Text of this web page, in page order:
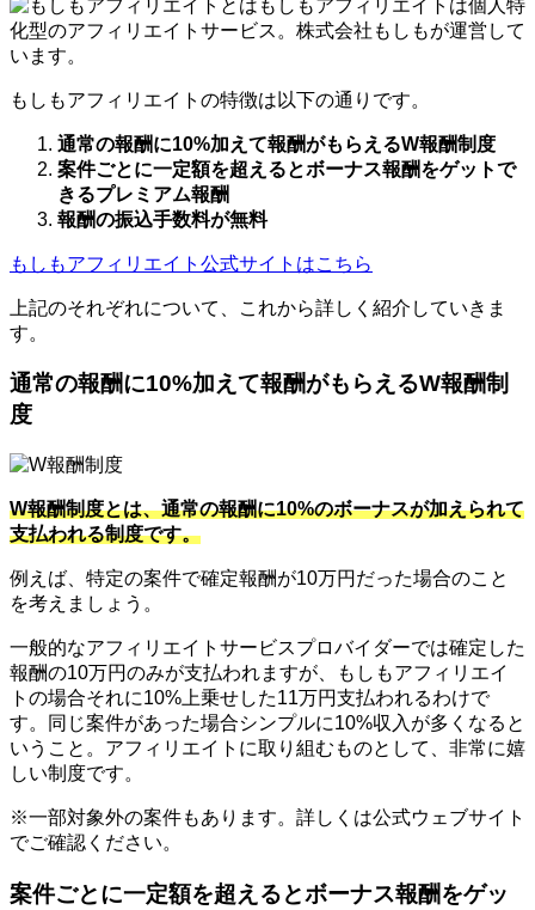
もしもアフィリエイトは個人特
化型のアフィリエイトサービス。株式会社もしもが運営して
います。
もしもアフィリエイトの特徴は以下の通りです。
通常の報酬に10%加えて報酬がもらえるW報酬制度
案件ごとに一定額を超えるとボーナス報酬をゲットで
きるプレミアム報酬
報酬の振込手数料が無料
もしもアフィリエイト公式サイトはこちら
上記のそれぞれについて、これから詳しく紹介していきま
す。
通常の報酬に10%加えて報酬がもらえるW報酬制
度
W報酬制度とは、通常の報酬に10%のボーナスが加えられて
支払われる制度です。
例えば、特定の案件で確定報酬が10万円だった場合のこと
を考えましょう。
一般的なアフィリエイトサービスプロバイダーでは確定した
報酬の10万円のみが支払われますが、もしもアフィリエイ
トの場合それに10%上乗せした11万円支払われるわけで
す。同じ案件があった場合シンプルに10%収入が多くなると
いうこと。アフィリエイトに取り組むものとして、非常に嬉
しい制度です。
※一部対象外の案件もあります。詳しくは公式ウェブサイト
でご確認ください。
案件ごとに一定額を超えるとボーナス報酬をゲッ